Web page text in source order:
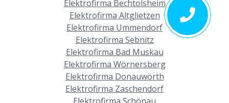
Elektrofirma Bechtolsheim
Elektrofirma Altglietzen
Elektrofirma Ummendorf
Elektrofirma Sebnitz
Elektrofirma Bad Muskau
Elektrofirma Wörnersberg
Elektrofirma Donauwörth
Elektrofirma Zaschendorf